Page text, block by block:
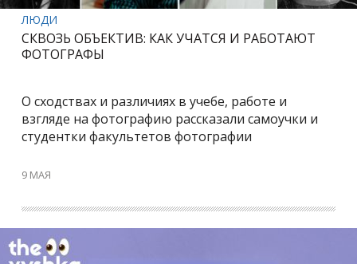
ЛЮДИ
СКВОЗЬ ОБЪЕКТИВ: КАК УЧАТСЯ И РАБОТАЮТ
ФОТОГРАФЫ
О сходствах и различиях в учебе, работе и
взгляде на фотографию рассказали самоучки и
студентки факультетов фотографии
9 МАЯ